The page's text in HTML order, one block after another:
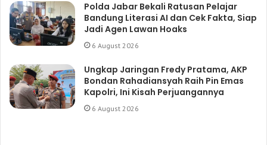
Polda Jabar Bekali Ratusan Pelajar
Bandung Literasi AI dan Cek Fakta, Siap
Jadi Agen Lawan Hoaks
6 August 2026
Ungkap Jaringan Fredy Pratama, AKP
Bondan Rahadiansyah Raih Pin Emas
Kapolri, Ini Kisah Perjuangannya
6 August 2026